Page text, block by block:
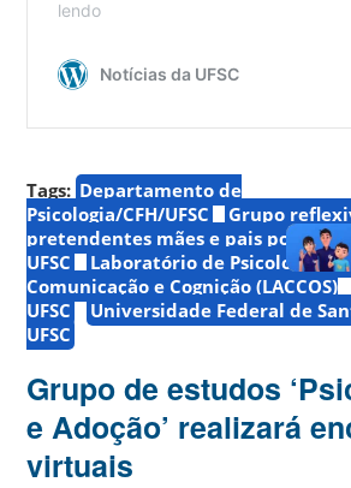
Tags: Departamento de
Psicologia/CFH/UFSC
Grupo
pretendentes mães e pais por
UFSC
Laboratório de Psicologia
Comunicação e Cognição (LACCOS)
UFSC
Universidade Federal de
UFSC
Grupo de estudos
e Adoção’ realizará
virtuais